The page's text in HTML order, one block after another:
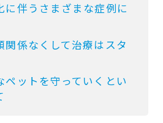
に伴うさまざまな症例に
関係なくして治療はスタ
ペットを守っていくとい